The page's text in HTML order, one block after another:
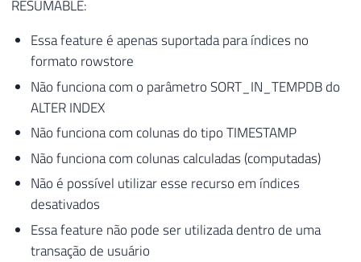
RESUMABLE:
Essa feature é apenas suportada para índices no
formato rowstore
Não funciona com o parâmetro SORT_IN_TEMPDB do
ALTER INDEX
Não funciona com colunas do tipo TIMESTAMP
Não funciona com colunas calculadas (computadas)
Não é possível utilizar esse recurso em índices
desativados
Essa feature não pode ser utilizada dentro de uma
transação de usuário